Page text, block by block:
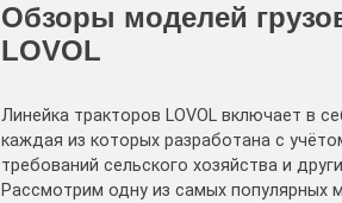
Обзоры моделей
LOVOL
Линейка тракторов LOVOL включает в
каждая из которых разработана с
требований сельского хозяйства и
Рассмотрим одну из самых популярных